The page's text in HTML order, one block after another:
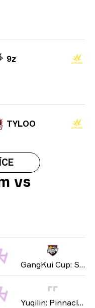
9z
TYLOO
vs
GangKui Cup: Season 2 2026
Yuqilin: Pinnacle of Battle season 3 2026